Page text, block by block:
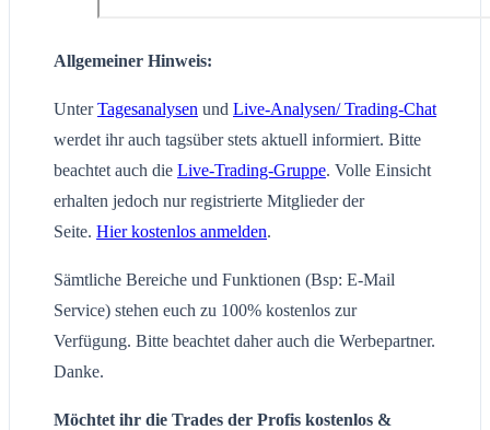
Allgemeiner Hinweis:
UnterTagesanalysen und Live-Analysen/ Trading-Chat
werdet ihr auch tagsüber stets aktuell informiert. Bitte
beachtet auch die Live-Trading-Gruppe. Volle Einsicht
erhalten jedoch nur registrierte Mitglieder der
Seite. Hier kostenlos anmelden.
Sämtliche Bereiche und Funktionen (Bsp: E-Mail
Service) stehen euch zu 100% kostenlos zur
Verfügung. Bitte beachtet daher auch die Werbepartner.
Danke.
Möchtet ihr die Trades der Profis kostenlos &